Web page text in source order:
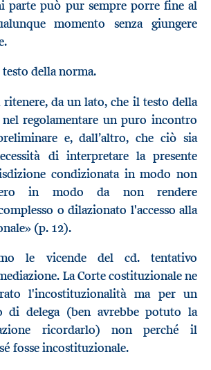
parte può pur sempre porre fine al
momento senza giungere
della norma.
ritenere, da un lato, che il testo della
nel regolamentare un puro incontro
e, dall’altro, che ciò sia
di interpretare la presente
condizionata in modo non
in modo da non rendere
o dilazionato l'accesso alla
(p. 12).
le vicende del cd. tentativo
La Corte costituzionale ne
l'incostituzionalità ma per un
di delega (ben avrebbe potuto la
ricordarlo) non perché il
fosse incostituzionale.